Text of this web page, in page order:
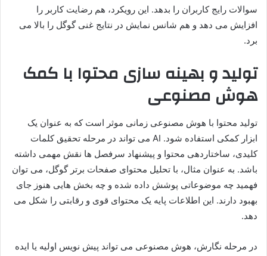
سوالات رایج کاربران را بدهد. این رویکرد، هم رضایت کاربر را
افزایش می دهد و هم شانس نمایش در نتایج غنی گوگل را بالا می
برد.
تولید و بهینه سازی محتوا با کمک
هوش مصنوعی
تولید محتوا با هوش مصنوعی زمانی موثر است که به عنوان یک
ابزار کمکی استفاده شود. AI می تواند در مرحله تحقیق کلمات
کلیدی، ساختاردهی محتوا و پیشنهاد سرفصل ها نقش مهمی داشته
باشد. به عنوان مثال، با تحلیل محتوای صفحات برتر گوگل، می توان
فهمید چه موضوعاتی پوشش داده شده و چه بخش هایی هنوز جای
بهبود دارند. این اطلاعات پایه یک محتوای قوی و رقابتی را شکل می
دهد.
در مرحله نگارش، هوش مصنوعی می تواند پیش نویس اولیه یا ایده